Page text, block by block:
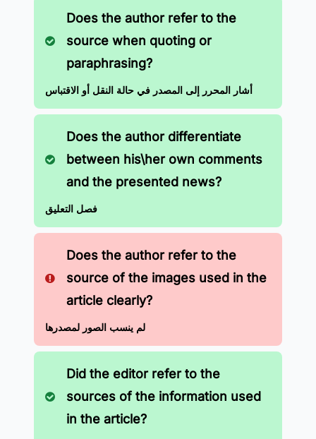
Does the author refer to the
source when quoting or
paraphrasing?
أشار المحرر إلى المصدر في حالة النقل أو الاقتباس
Does the author differentiate
between his\her own comments
and the presented news?
فصل التعليق
Does the author refer to the
source of the images used in the
article clearly?
لم ينسب الصور لمصدرها
Did the editor refer to the
sources of the information used
in the article?